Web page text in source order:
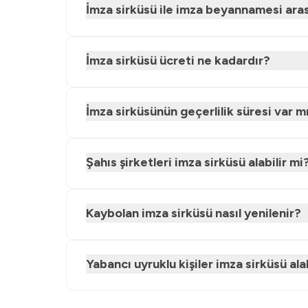
İmza sirküsü ile imza beyannamesi
İmza sirküsü ücreti ne kadardır?
İmza sirküsünün geçerlilik süresi var
Şahıs şirketleri imza sirküsü alabilir
Kaybolan imza sirküsü nasıl yenilenir?
Yabancı uyruklu kişiler imza sirküsü